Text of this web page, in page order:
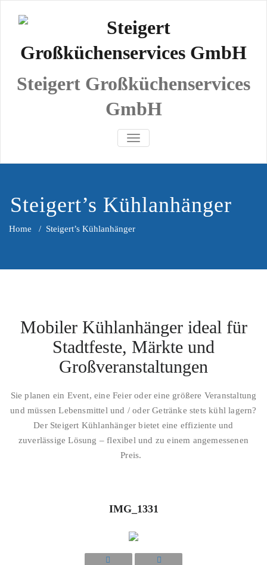
Steigert Großküchenservices
GmbH
SCHALTE NAVIGATION
Steigert’s Kühlanhänger
Home / Steigert’s Kühlanhänger
Mobiler Kühlanhänger ideal für
Stadtfeste, Märkte und
Großveranstaltungen
Sie planen ein Event, eine Feier oder eine größere Veranstaltung
und müssen Lebensmittel und / oder Getränke stets kühl lagern?
Der Steigert Kühlanhänger bietet eine effiziente und
zuverlässige Lösung – flexibel und zu einem angemessenen
Preis.
IMG_1331